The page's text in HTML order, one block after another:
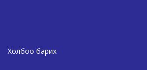
Холбоо барих